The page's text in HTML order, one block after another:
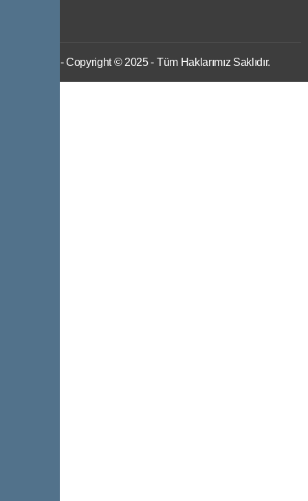
- Copyright © 2025 - Tüm Haklarımız Saklıdır.